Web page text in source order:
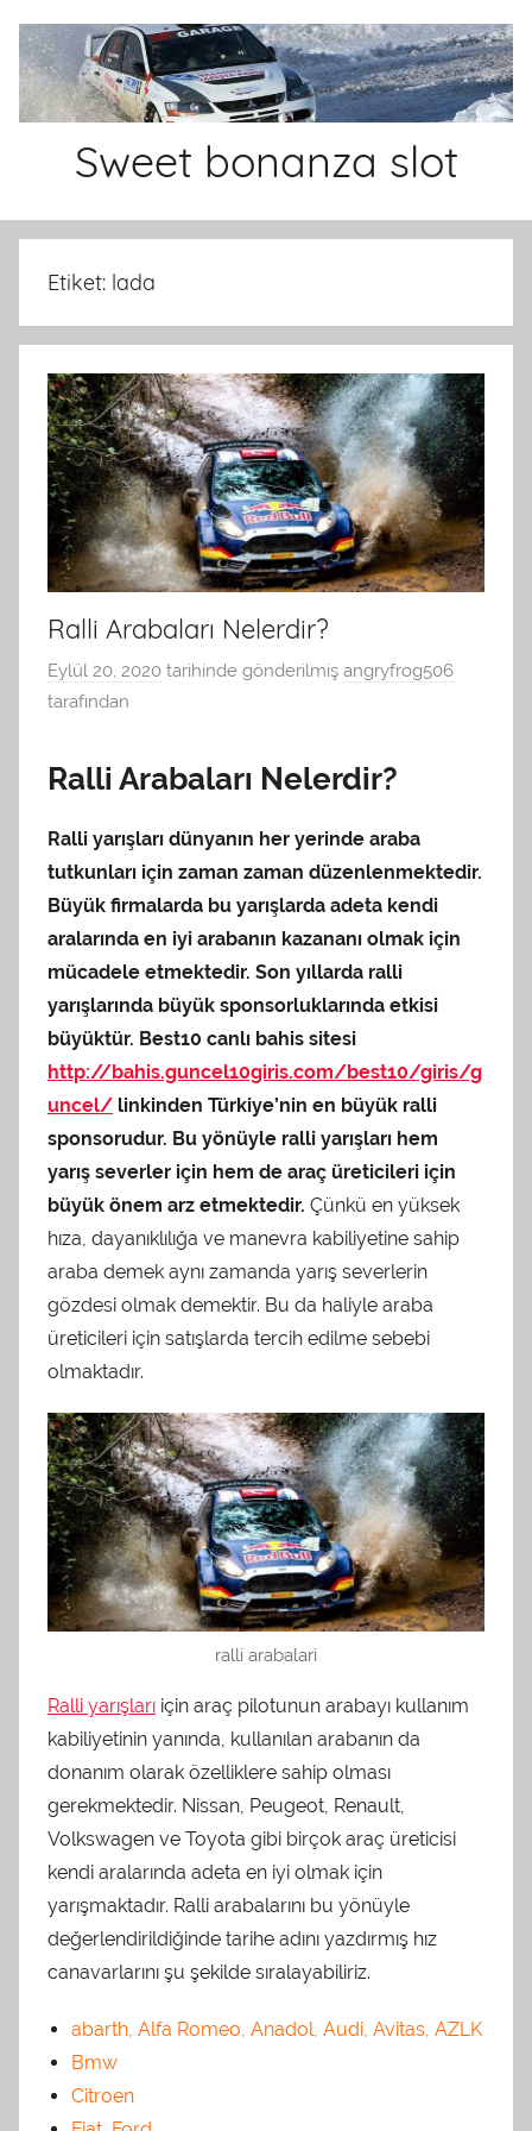
atla
Sweet bonanza slot
bonanza
oyunu
siteleri
Etiket: lada
Ralli Arabaları Nelerdir?
Eylül 20, 2020 tarihinde gönderilmiş angryfrog506
tarafından
Ralli Arabaları Nelerdir?
Ralli yarışları dünyanın her yerinde araba
tutkunları için zaman zaman düzenlenmektedir.
Büyük firmalarda bu yarışlarda adeta kendi
aralarında en iyi arabanın kazananı olmak için
mücadele etmektedir. Son yıllarda ralli
yarışlarında büyük sponsorluklarında etkisi
büyüktür. Best10 canlı bahis sitesi
http://bahis.guncel10giris.com/best10/giris/g
uncel/ linkinden Türkiye’nin en büyük ralli
sponsorudur. Bu yönüyle ralli yarışları hem
yarış severler için hem de araç üreticileri için
büyük önem arz etmektedir. Çünkü en yüksek
hıza, dayanıklılığa ve manevra kabiliyetine sahip
araba demek aynı zamanda yarış severlerin
gözdesi olmak demektir. Bu da haliyle araba
üreticileri için satışlarda tercih edilme sebebi
olmaktadır.
ralli arabalari
Ralli yarışları için araç pilotunun arabayı kullanım
kabiliyetinin yanında, kullanılan arabanın da
donanım olarak özelliklere sahip olması
gerekmektedir. Nissan, Peugeot, Renault,
Volkswagen ve Toyota gibi birçok araç üreticisi
kendi aralarında adeta en iyi olmak için
yarışmaktadır. Ralli arabalarını bu yönüyle
değerlendirildiğinde tarihe adını yazdırmış hız
canavarlarını şu şekilde sıralayabiliriz.
abarth, Alfa Romeo, Anadol, Audi, Avitas, AZLK
Bmw
Citroen